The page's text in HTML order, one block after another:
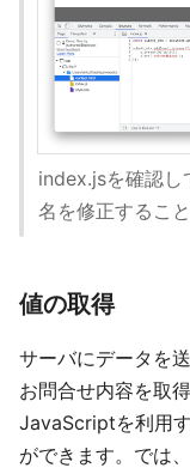
index.jsを確認し
名を修正するこ
値の取得
サーバにデータを
お問合せ内容を取
JavaScriptを利用
ができます。では